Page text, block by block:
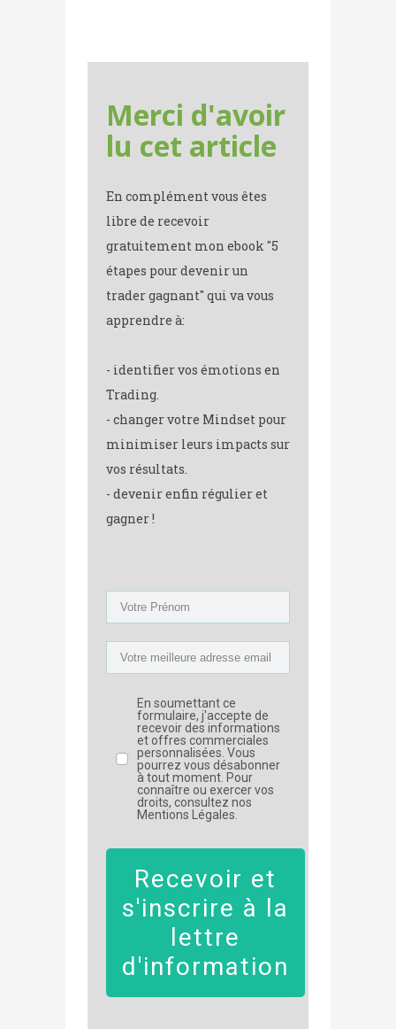
Merci d'avoir
lu cet article
En complément vous êtes
libre de recevoir
gratuitement mon ebook "5
étapes pour devenir un
trader gagnant" qui va vous
apprendre à:
- identifier vos émotions en
Trading.
- changer votre Mindset pour
minimiser leurs impacts sur
vos résultats.
- devenir enfin régulier et
gagner !
En soumettant ce
formulaire, j'accepte de
recevoir des informations
et offres commerciales
personnalisées. Vous
pourrez vous désabonner
à tout moment. Pour
connaître ou exercer vos
droits, consultez nos
Mentions Légales.
Recevoir et
s'inscrire à la
lettre
d'information